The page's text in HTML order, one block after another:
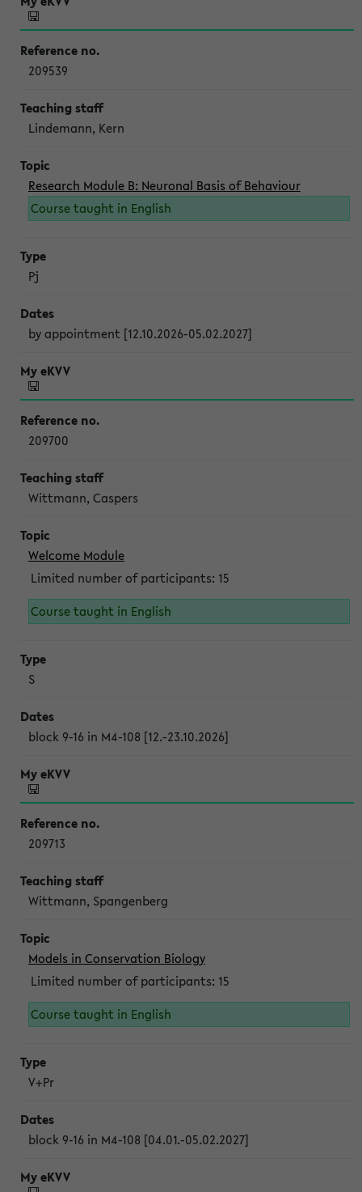
209539
Lindemann, Kern
Research Module B: Neuronal Basis of Behaviour
Course taught in English
Pj
by appointment [12.10.2026-05.02.2027]
209700
Wittmann, Caspers
Welcome Module
Limited number of participants: 15
Course taught in English
S
block 9-16 in M4-108 [12.-23.10.2026]
209713
Wittmann, Spangenberg
Models in Conservation Biology
Limited number of participants: 15
Course taught in English
V+Pr
block 9-16 in M4-108 [04.01.-05.02.2027]